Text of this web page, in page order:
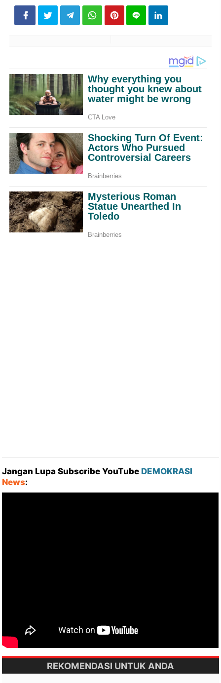
Jangan Lupa Subscribe YouTube DEMOKRASI
News:
REKOMENDASI UNTUK ANDA